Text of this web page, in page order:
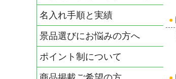
名入れ手順と実績
景品選びにお悩みの方へ
ポイント制について
●